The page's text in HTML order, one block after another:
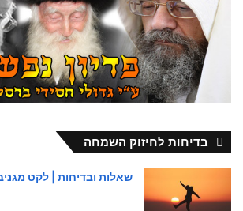
בדיחות לחיזוק השמחה
שאלות ובדיחות | לקט